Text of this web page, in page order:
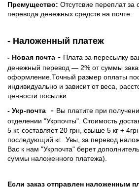
Премущество: Отсутсвие переплат за
перевода денежных средств на почте.
- Наложенный платеж
- Новая почта - Плата за пересылку
денежный перевод — 2% от суммы
оформление.Точный размер оплаты
индивидуально и зависит от веса,
ценности посылки
- Укр-почта
- Вы платите при
отделении "Укрпочты". Стоимость
5 кг. составляет 20 грн, свыше 5 кг +
последующий кг. Увы, за перевод
Вас к нам "Укрпочта" берет
суммы наложенного платежа).
Если заказ отправлен наложенным